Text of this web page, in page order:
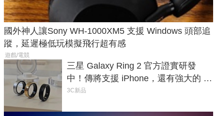
國外神人讓Sony WH-1000XM5 支援 Windows 頭部追
蹤，延遲極低玩模擬飛行超有感
遊戲/電競
三星 Galaxy Ring 2 官方證實研發
中！傳將支援 iPhone，還有強大的 AI
與智慧家電連動功能
3C新品